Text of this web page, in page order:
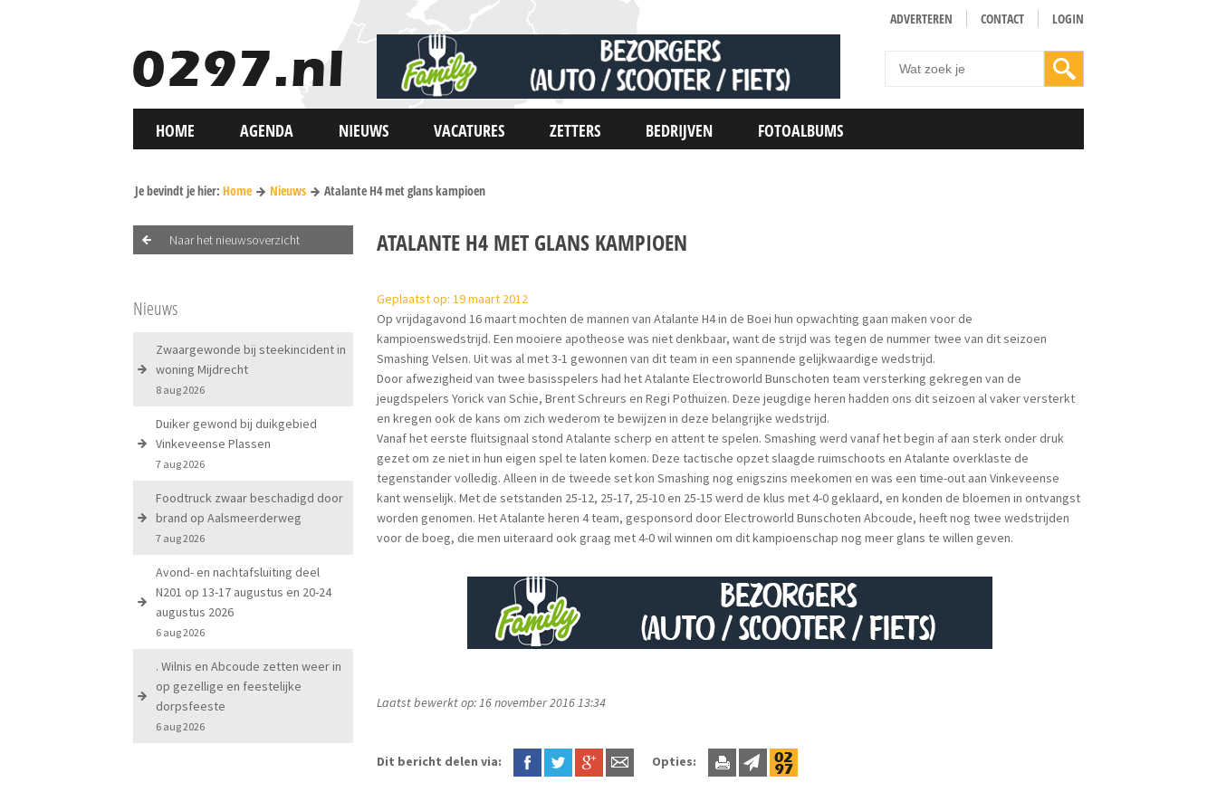
ADVERTEREN CONTACT LOGIN
HOME AGENDA NIEUWS VACATURES ZETTERS BEDRIJVEN FOTOALBUMS
Je bevindt je hier: Home Nieuws Atalante H4 met glans kampioen
Naar het nieuwsoverzicht
Nieuws
Zwaargewonde bij steekincident in
woning Mijdrecht
8 aug 2026
Duiker gewond bij duikgebied
Vinkeveense Plassen
7 aug 2026
Foodtruck zwaar beschadigd door
brand op Aalsmeerderweg
7 aug 2026
Avond- en nachtafsluiting deel
N201 op 13-17 augustus en 20-24
augustus 2026
6 aug 2026
. Wilnis en Abcoude zetten weer in
op gezellige en feestelijke
dorpsfeeste
6 aug 2026
ATALANTE H4 MET GLANS KAMPIOEN
Geplaatst op: 19 maart 2012
Op vrijdagavond 16 maart mochten de mannen van Atalante H4 in de Boei hun opwachting gaan maken voor de
kampioenswedstrijd. Een mooiere apotheose was niet denkbaar, want de strijd was tegen de nummer twee van dit seizoen
Smashing Velsen. Uit was al met 3-1 gewonnen van dit team in een spannende gelijkwaardige wedstrijd.
Door afwezigheid van twee basisspelers had het Atalante Electroworld Bunschoten team versterking gekregen van de
jeugdspelers Yorick van Schie, Brent Schreurs en Regi Pothuizen. Deze jeugdige heren hadden ons dit seizoen al vaker versterkt
en kregen ook de kans om zich wederom te bewijzen in deze belangrijke wedstrijd.
Vanaf het eerste fluitsignaal stond Atalante scherp en attent te spelen. Smashing werd vanaf het begin af aan sterk onder druk
gezet om ze niet in hun eigen spel te laten komen. Deze tactische opzet slaagde ruimschoots en Atalante overklaste de
tegenstander volledig. Alleen in de tweede set kon Smashing nog enigszins meekomen en was een time-out aan Vinkeveense
kant wenselijk. Met de setstanden 25-12, 25-17, 25-10 en 25-15 werd de klus met 4-0 geklaard, en konden de bloemen in ontvangst
worden genomen. Het Atalante heren 4 team, gesponsord door Electroworld Bunschoten Abcoude, heeft nog twee wedstrijden
voor de boeg, die men uiteraard ook graag met 4-0 wil winnen om dit kampioenschap nog meer glans te willen geven.
Laatst bewerkt op: 16 november 2016 13:34
Dit bericht delen via: Opties: